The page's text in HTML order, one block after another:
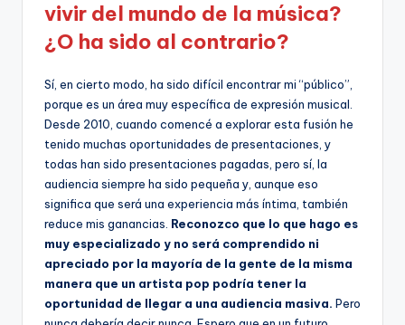
vivir del mundo de la música?
¿O ha sido al contrario?
Sí, en cierto modo, ha sido difícil encontrar mi “público”,
porque es un área muy específica de expresión musical.
Desde 2010, cuando comencé a explorar esta fusión he
tenido muchas oportunidades de presentaciones, y
todas han sido presentaciones pagadas, pero sí, la
audiencia siempre ha sido pequeña y, aunque eso
significa que será una experiencia más íntima, también
reduce mis ganancias. Reconozco que lo que hago es
muy especializado y no será comprendido ni
apreciado por la mayoría de la gente de la misma
manera que un artista pop podría tener la
oportunidad de llegar a una audiencia masiva. Pero